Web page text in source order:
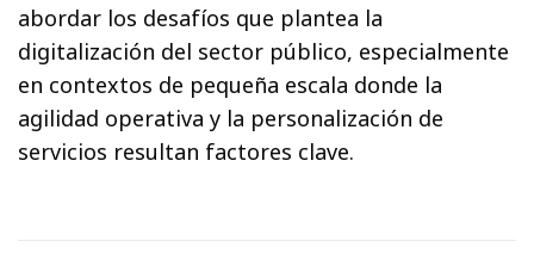
abordar los desafíos que plantea la
digitalización del sector público, especialmente
en contextos de pequeña escala donde la
agilidad operativa y la personalización de
servicios resultan factores clave.